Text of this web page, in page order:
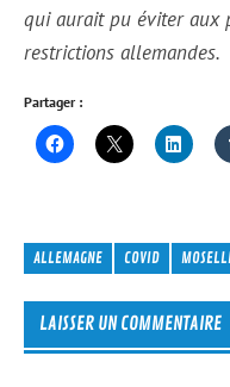
qui aurait pu éviter aux
restrictions allemandes.
Partager :
ALLEMAGNE COVID
LAISSER UN COMMENTAIRE